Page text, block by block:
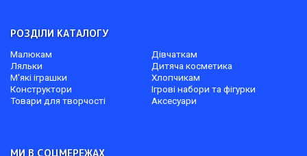
РОЗДІЛИ КАТАЛОГУ
Малюкам
Дівчаткам
Ляльки
Дитяча косметика
М'які іграшки
Хлопчикам
Конструктори
Ігрові набори та фігурки
Товари для творчості
Аксесуари
МИ В СОЦМЕРЕЖАХ